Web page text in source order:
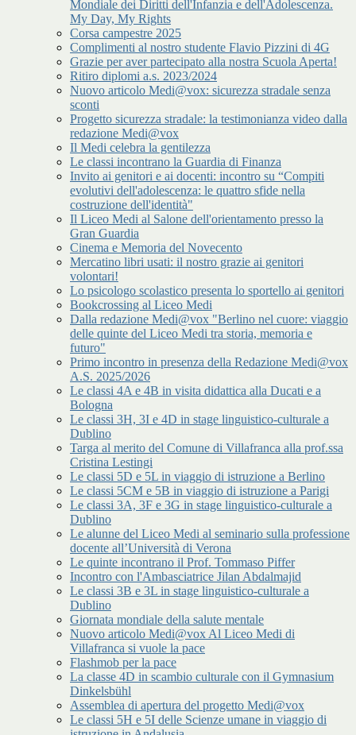
Mondiale dei Diritti dell'Infanzia e dell'Adolescenza.
My Day, My Rights
Corsa campestre 2025
Complimenti al nostro studente Flavio Pizzini di 4G
Grazie per aver partecipato alla nostra Scuola Aperta!
Ritiro diplomi a.s. 2023/2024
Nuovo articolo Medi@vox: sicurezza stradale senza
sconti
Progetto sicurezza stradale: la testimonianza video dalla
redazione Medi@vox
Il Medi celebra la gentilezza
Le classi incontrano la Guardia di Finanza
Invito ai genitori e ai docenti: incontro su “Compiti
evolutivi dell'adolescenza: le quattro sfide nella
costruzione dell'identità"
Il Liceo Medi al Salone dell'orientamento presso la
Gran Guardia
Cinema e Memoria del Novecento
Mercatino libri usati: il nostro grazie ai genitori
volontari!
Lo psicologo scolastico presenta lo sportello ai genitori
Bookcrossing al Liceo Medi
Dalla redazione Medi@vox "Berlino nel cuore: viaggio
delle quinte del Liceo Medi tra storia, memoria e
futuro"
Primo incontro in presenza della Redazione Medi@vox
A.S. 2025/2026
Le classi 4A e 4B in visita didattica alla Ducati e a
Bologna
Le classi 3H, 3I e 4D in stage linguistico-culturale a
Dublino
Targa al merito del Comune di Villafranca alla prof.ssa
Cristina Lestingi
Le classi 5D e 5L in viaggio di istruzione a Berlino
Le classi 5CM e 5B in viaggio di istruzione a Parigi
Le classi 3A, 3F e 3G in stage linguistico-culturale a
Dublino
Le alunne del Liceo Medi al seminario sulla professione
docente all’Università di Verona
Le quinte incontrano il Prof. Tommaso Piffer
Incontro con l'Ambasciatrice Jilan Abdalmajid
Le classi 3B e 3L in stage linguistico-culturale a
Dublino
Giornata mondiale della salute mentale
Nuovo articolo Medi@vox Al Liceo Medi di
Villafranca si vuole la pace
Flashmob per la pace
La classe 4D in scambio culturale con il Gymnasium
Dinkelsbühl
Assemblea di apertura del progetto Medi@vox
Le classi 5H e 5I delle Scienze umane in viaggio di